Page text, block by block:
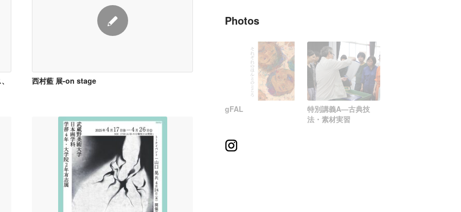
西村藍 展-on stage
Photos
gFAL
特別講義A—古典技
法・素材実習